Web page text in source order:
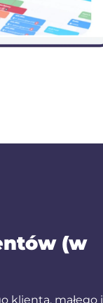
(w
klienta, małego i